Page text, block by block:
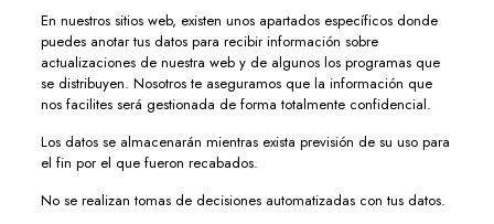
En nuestros sitios web, existen unos apartados específicos donde
puedes anotar tus datos para recibir información sobre
actualizaciones de nuestra web y de algunos los programas que
se distribuyen. Nosotros te aseguramos que la información que
nos facilites será gestionada de forma totalmente confidencial.
Los datos se almacenarán mientras exista previsión de su uso para
el fin por el que fueron recabados.
No se realizan tomas de decisiones automatizadas con tus datos.